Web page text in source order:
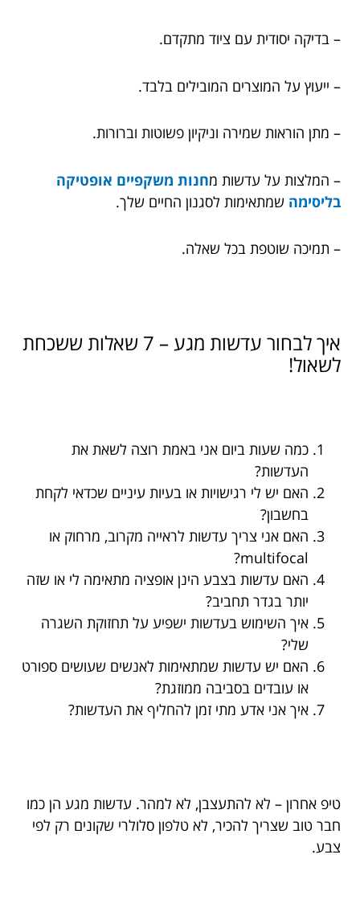
– בדיקה יסודית עם ציוד מתקדם.
– ייעוץ על המוצרים המובילים בלבד.
– מתן הוראות שמירה וניקיון פשוטות וברורות.
– המלצות על עדשות מחנות משקפיים אופטיקה
בליסימה שמתאימות לסגנון החיים שלך.
– תמיכה שוטפת בכל שאלה.
איך לבחור עדשות מגע – 7 שאלות ששכחת
לשאול!
כמה שעות ביום אני באמת רוצה לשאת את
העדשות?
האם יש לי רגישויות או בעיות עיניים שכדאי לקחת
בחשבון?
האם אני צריך עדשות לראייה מקרוב, מרחוק או
multifocal?
האם עדשות בצבע הינן אופציה מתאימה לי או שזה
יותר בגדר תחביב?
איך השימוש בעדשות ישפיע על תחזוקת השגרה
שלי?
האם יש עדשות שמתאימות לאנשים שעושים ספורט
או עובדים בסביבה ממוזגת?
איך אני אדע מתי זמן להחליף את העדשות?
טיפ אחרון – לא להתעצבן, לא למהר. עדשות מגע הן כמו
חבר טוב שצריך להכיר, לא טלפון סלולרי שקונים רק לפי
צבע.